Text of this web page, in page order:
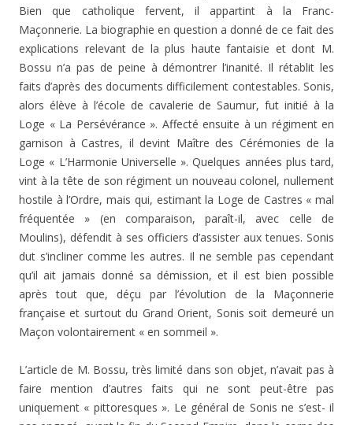
Bien que catholique fervent, il appartint à la Franc-
Maçonnerie. La biographie en question a donné de ce fait des
explications relevant de la plus haute fan­taisie et dont M.
Bossu n’a pas de peine à démontrer l’inanité. Il rétablit les
faits d’après des documents diffi­cilement contestables. Sonis,
alors élève à l’école de cava­lerie de Saumur, fut initié à la
Loge « La Persévérance ». Affecté ensuite à un régiment en
garnison à Castres, il devint Maître des Cérémonies de la
Loge « L’Harmonie Universelle ». Quelques années plus tard,
vint à la tête de son régiment un nouveau colonel, nullement
hostile à l’Ordre, mais qui, estimant la Loge de Castres « mal
fré­quentée » (en comparaison, paraît-il, avec celle de
Moulins), défendit à ses officiers d’assister aux tenues. Sonis
dut s’in­cliner comme les autres. Il ne semble pas cependant
qu’il ait jamais donné sa démission, et il est bien possible
après tout que, déçu par l’évolution de la Maçonnerie
française et surtout du Grand Orient, Sonis soit demeuré un
Maçon volontairement « en sommeil ».
L’article de M. Bossu, très limité dans son objet, n’avait pas à
faire mention d’autres faits qui ne sont peut-être pas
uniquement « pittoresques ». Le général de Sonis ne s’est- il